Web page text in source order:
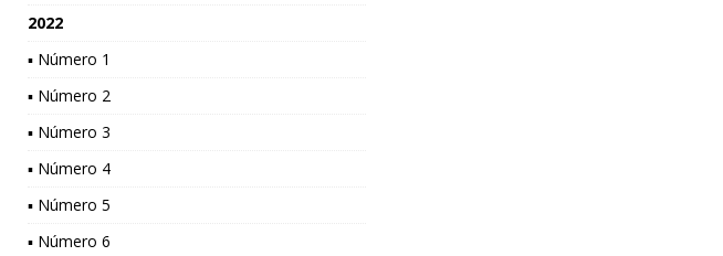
2022
▪ Número 1
▪ Número 2
▪ Número 3
▪ Número 4
▪ Número 5
▪ Número 6